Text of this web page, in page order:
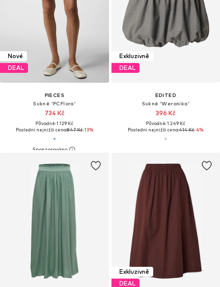
Nové
DEAL
PIECES
Sukně 'PCFlora'
734 Kč
Původně: 1 129 Kč
Poslední nejnižší cena:847 Kč-13%
Exkluzivně
DEAL
EDITED
Sukně 'Weronika'
396 Kč
Původně: 1 249 Kč
Poslední nejnižší cena:414 Kč-4%
Exkluzivně
DEAL